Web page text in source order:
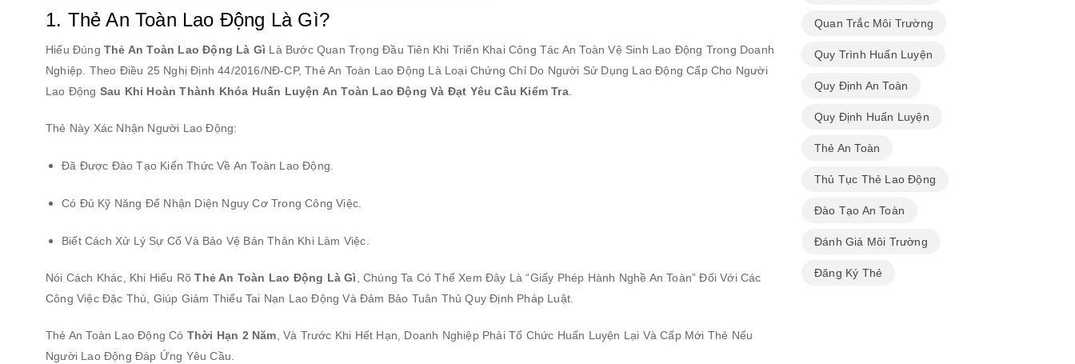
1. Thẻ An Toàn Lao Động Là Gì?
Hiểu Đúng Thẻ An Toàn Lao Động Là Gì Là Bước Quan Trọng Đầu Tiên Khi Triển Khai Công Tác An Toàn Vệ Sinh Lao Động Trong Doanh
Nghiệp. Theo Điều 25 Nghị Định 44/2016/NĐ-CP, Thẻ An Toàn Lao Động Là Loại Chứng Chỉ Do Người Sử Dụng Lao Động Cấp Cho Người
Lao Động Sau Khi Hoàn Thành Khóa Huấn Luyện An Toàn Lao Động Và Đạt Yêu Cầu Kiểm Tra.
Thẻ Này Xác Nhận Người Lao Động:
Đã Được Đào Tạo Kiến Thức Về An Toàn Lao Động.
Có Đủ Kỹ Năng Để Nhận Diện Nguy Cơ Trong Công Việc.
Biết Cách Xử Lý Sự Cố Và Bảo Vệ Bản Thân Khi Làm Việc.
Nói Cách Khác, Khi Hiểu RõThẻ An Toàn Lao Động Là Gì, Chúng Ta Có Thể Xem Đây Là “giấy Phép Hành Nghề An Toàn” Đối Với Các
Công Việc Đặc Thù, Giúp Giảm Thiểu Tai Nạn Lao Động Và Đảm Bảo Tuân Thủ Quy Định Pháp Luật.
Thẻ An Toàn Lao Động Có Thời Hạn 2 Năm, Và Trước Khi Hết Hạn, Doanh Nghiệp Phải Tổ Chức Huấn Luyện Lại Và Cấp Mới Thẻ Nếu
Người Lao Động Đáp Ứng Yêu Cầu.
Quan Trắc Môi Trường
Quy Trình Huấn Luyện
Quy Định An Toàn
Quy Định Huấn Luyện
Thẻ An Toàn
Thủ Tục Thẻ Lao Động
Đào Tạo An Toàn
Đánh Giá Môi Trường
Đăng Ký Thẻ